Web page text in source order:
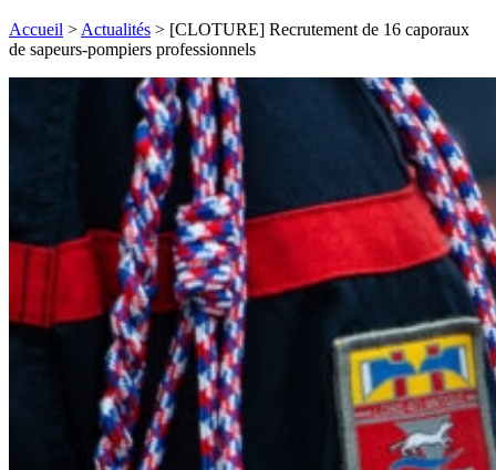
Accueil > Actualités > [CLOTURE] Recrutement de 16 caporaux
de sapeurs-pompiers professionnels